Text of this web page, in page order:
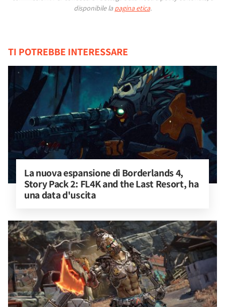
disponibile la pagina etica.
TI POTREBBE INTERESSARE
La nuova espansione di Borderlands 4,
Story Pack 2: FL4K and the Last Resort, ha
una data d'uscita